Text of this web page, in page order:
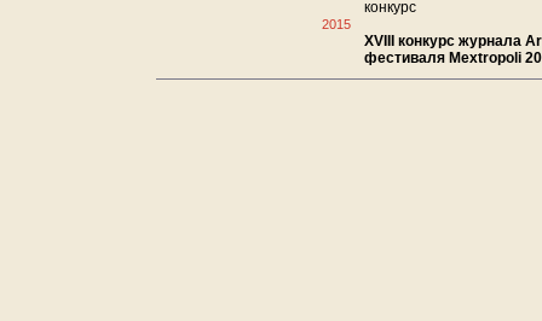
2015
конкурс
XVIII конкурс журнала
фестиваля Mextropoli